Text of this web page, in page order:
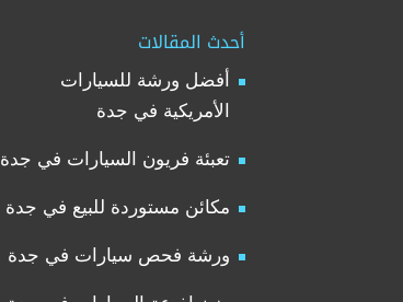
أحدث المقالات
أفضل ورشة للسيارات
الأمريكية في جدة
تعبئة فريون السيارات في جدة
مكائن مستوردة للبيع في جدة
ورشة فحص سيارات في جدة